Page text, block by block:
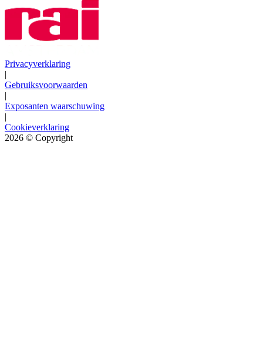
Privacyverklaring
|
Gebruiksvoorwaarden
|
Exposanten waarschuwing
|
Cookieverklaring
2026 © Copyright